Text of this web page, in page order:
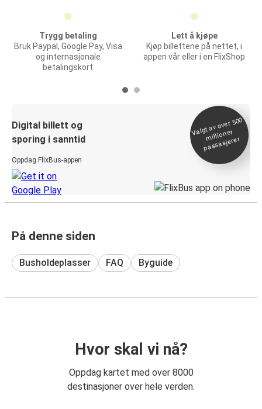
Trygg betaling
Bruk Paypal, Google Pay, Visa
og internasjonale
betalingskort
Lett å kjøpe
Kjøp billettene på nettet, i
appen vår eller i en FlixShop
Digital billett og
sporing i sanntid
Oppdag FlixBus-appen
Valgt av over 500
millioner
passasjerer
På denne siden
Busholdeplasser FAQ Byguide
Hvor skal vi nå?
Oppdag kartet med over 8000
destinasjoner over hele verden.